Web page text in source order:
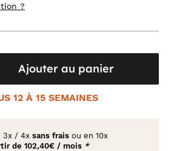
?
Ajouter au panier
12 À 15 SEMAINES
3x / 4x sans frais ou en 10x
de 102,40€ / mois *